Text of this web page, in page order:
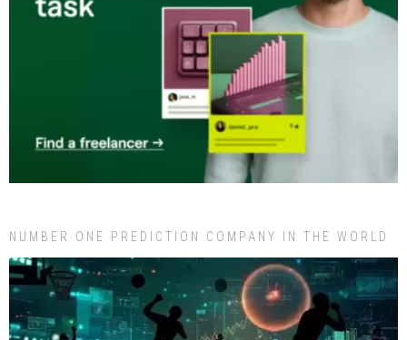
NUMBER ONE PREDICTION COMPANY IN THE WORLD